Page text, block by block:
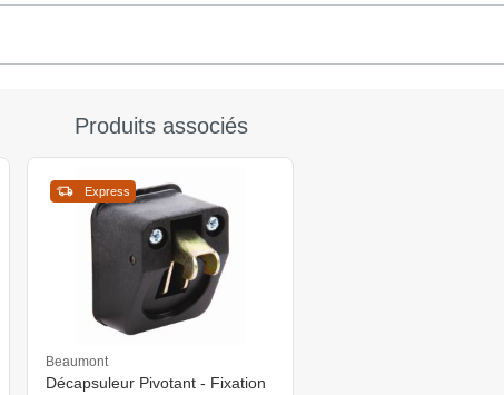
Produits associés
Express
Beaumont
Décapsuleur Pivotant - Fixation